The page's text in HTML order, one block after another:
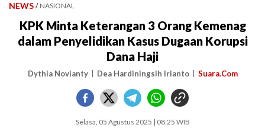
NEWS / NASIONAL
KPK Minta Keterangan 3 Orang Kemenag
dalam Penyelidikan Kasus Dugaan Korupsi
Dana Haji
Dythia Novianty Dea Hardiningsih Irianto Suara.Com
Selasa, 05 Agustus 2025 | 08:25 WIB